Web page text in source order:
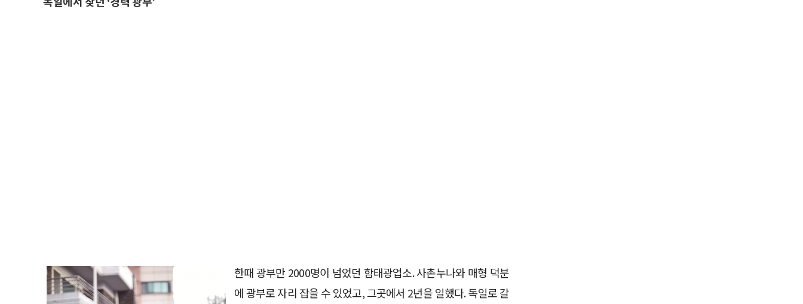
한때 광부만 2000명이 넘었던 함태광업소. 사촌누나와 매형 덕분
에 광부로 자리 잡을 수 있었고, 그곳에서 2년을 일했다. 독일로 갈